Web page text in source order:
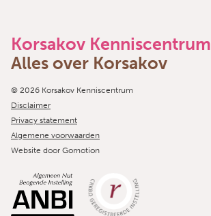
Korsakov Kenniscentrum
Alles over Korsakov
Copyright navigation
© 2026 Korsakov Kenniscentrum
Disclaimer
Privacy statement
Algemene voorwaarden
Website door Gomotion